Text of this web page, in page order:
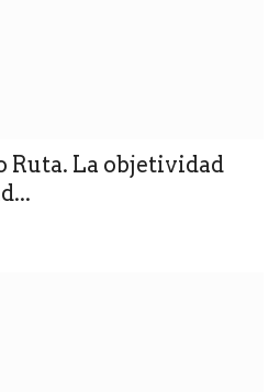
Ruta. La objetividad